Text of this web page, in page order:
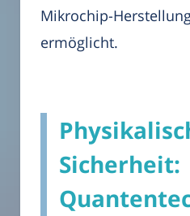
Mikrochip-
ermöglicht.
Sicherheit: